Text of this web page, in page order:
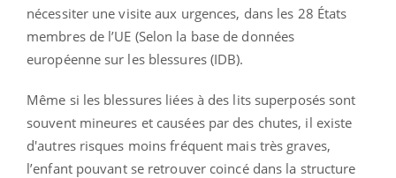
nécessiter une visite aux urgences, dans les 28 États
membres de l’UE (Selon la base de données
européenne sur les blessures (IDB).
Même si les blessures liées à des lits superposés sont
souvent mineures et causées par des chutes, il existe
d'autres risques moins fréquent mais très graves,
l’enfant pouvant se retrouver coincé dans la structure